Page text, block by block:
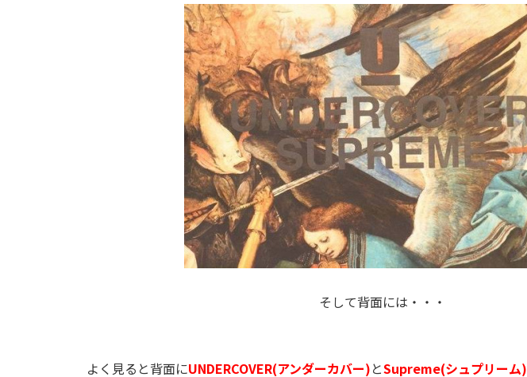
そして背面には・・・
よく見ると背面にUNDERCOVER(アンダーカバー)とSupreme(シュプリーム)